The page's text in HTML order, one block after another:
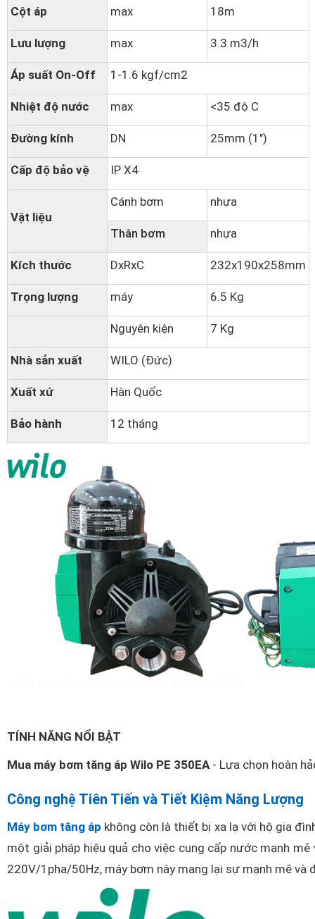
Cột áp max 18m
Lưu lượng max 3.3 m3/h
Áp suất On-Off 1-1.6 kgf/cm2
Nhiệt độ nước max <35 độ C
Đường kính DN 25mm (1")
Cấp độ bảo vệ IP X4
Vật liệu
Cánh bơm nhựa
Thân bơm nhựa
Kích thước DxRxC 232x190x258mm
Trọng lượng máy 6.5 Kg
Nguyên kiện 7 Kg
Nhà sản xuất WILO (Đức)
Xuất xứ Hàn Quốc
Bảo hành 12 tháng
TÍNH NĂNG NỔI BẬT
Mua máy bơm tăng áp Wilo PE 350EA - Lựa chọn hoàn
Công nghệ Tiên Tiến và Tiết Kiệm Năng Lượng
Máy bơm tăng áp không còn là thiết bị xa lạ với hộ gia
một giải pháp hiệu quả cho việc cung cấp nước mạnh
220V/1pha/50Hz, máy bơm này mang lại sự mạnh mẽ